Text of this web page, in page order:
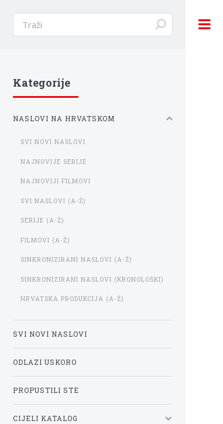
Kategorije
NASLOVI NA HRVATSKOM
SVI NOVI NASLOVI
NAJNOVIJE SERIJE
NAJNOVIJI FILMOVI
SVI NASLOVI (A-Ž)
SERIJE (A-Ž)
FILMOVI (A-Ž)
SINKRONIZIRANI NASLOVI (A-Ž)
SINKRONIZIRANI NASLOVI (KRONOLOŠKI)
HRVATSKA PRODUKCIJA (A-Ž)
SVI NOVI NASLOVI
ODLAZI USKORO
PROPUSTILI STE
CIJELI KATALOG